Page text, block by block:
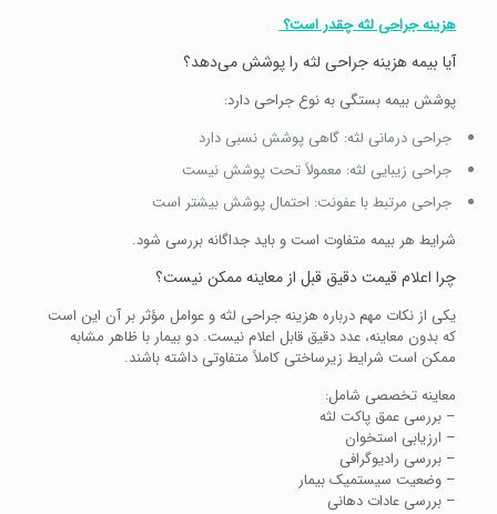
هزینه جراحی لثه چقدر است؟
آیا بیمه هزینه جراحی لثه را پوشش می‌دهد؟
پوشش بیمه بستگی به نوع جراحی دارد:
جراحی درمانی لثه: گاهی پوشش نسبی دارد
جراحی زیبایی لثه: معمولاً تحت پوشش نیست
جراحی مرتبط با عفونت: احتمال پوشش بیشتر است
شرایط هر بیمه متفاوت است و باید جداگانه بررسی شود.
چرا اعلام قیمت دقیق قبل از معاینه ممکن نیست؟
یکی از نکات مهم درباره هزینه جراحی لثه و عوامل مؤثر بر آن این است
که بدون معاینه، عدد دقیق قابل اعلام نیست. دو بیمار با ظاهر مشابه
ممکن است شرایط زیرساختی کاملاً متفاوتی داشته باشند.
معاینه تخصصی شامل:
– بررسی عمق پاکت لثه
– ارزیابی استخوان
– بررسی رادیوگرافی
– وضعیت سیستمیک بیمار
– بررسی عادات دهانی